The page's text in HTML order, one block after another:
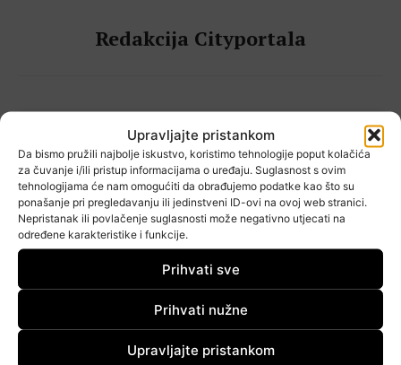
Upravljajte pristankom
Da bismo pružili najbolje iskustvo, koristimo tehnologije poput kolačića
za čuvanje i/ili pristup informacijama o uređaju. Suglasnost s ovim
tehnologijama će nam omogućiti da obrađujemo podatke kao što su
ponašanje pri pregledavanju ili jedinstveni ID-ovi na ovoj web stranici.
Nepristanak ili povlačenje suglasnosti može negativno utjecati na
određene karakteristike i funkcije.
Prihvati sve
Prihvati nužne
Upravljajte pristankom
Redakcija Cityportala
PODIJELI OBJAVU:
Popularno